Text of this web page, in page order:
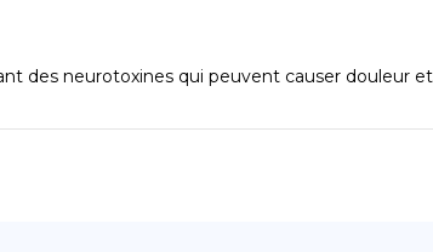
des neurotoxines qui peuvent causer douleur